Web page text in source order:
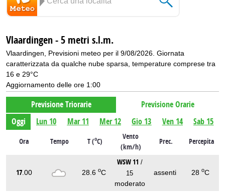
Vlaardingen - 5 metri s.l.m.
Vlaardingen, Previsioni meteo per il 9/08/2026. Giornata
caratterizzata da qualche nube sparsa, temperature comprese tra
16 e 29°C
Aggiornamento delle ore 1:00
Previsione Triorarie
Previsione Orarie
Oggi
Lun 10 Mar 11 Mer 12 Gio 13 Ven 14 Sab 15
Ora Tempo T (oC)
Vento
(km/h)
Prec. Percepita
17 .00 28.6 oC
WSW 11 /
15
moderato
assenti 28 oC